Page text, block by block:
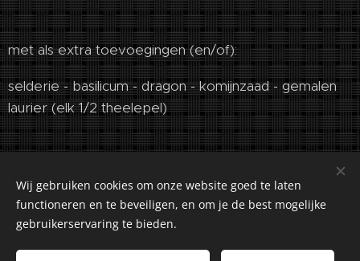
met als extra toevoegingen (en/of):
selderie - basilicum - dragon - komijnzaad - gemalen
laurier (elk 1/2 theelepel)
©2018-2026 Kuiranto Culinary Creations. Oosseldstraat 8,
Wij gebruiken cookies om onze website goed te laten
functioneren en te beveiligen, en om je de best mogelijke
gebruikerservaring te bieden.